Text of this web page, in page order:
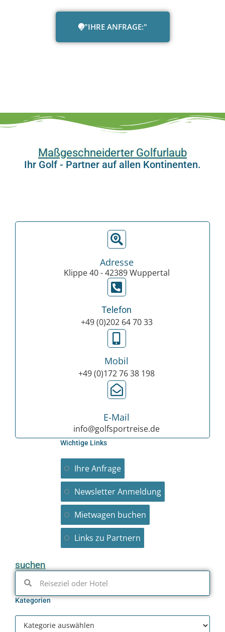
"IHRE ANFRAGE:"
Maßgeschneiderter Golfurlaub
Ihr Golf - Partner auf allen Kontinenten.
Adresse
Klippe 40 - 42389 Wuppertal
Telefon
+49 (0)202 64 70 33
Mobil
+49 (0)172 76 38 198
E-Mail
info@golfsportreise.de
Wichtige Links
Ihre Anfrage
Newsletter Anmeldung
Mietwagen buchen
Links zu Partnern
suchen
Kategorien